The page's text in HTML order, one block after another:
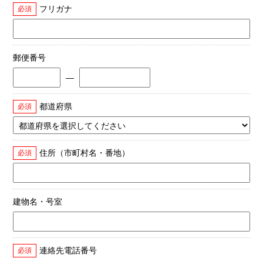
フリガナ
必須
郵便番号
―
都道府県
必須
住所（市町村名・番地）
必須
建物名・号室
連絡先電話番号
必須